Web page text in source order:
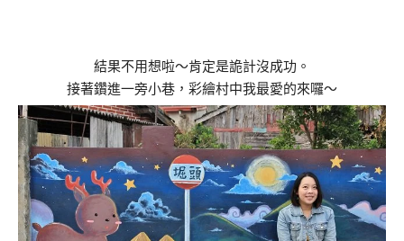
結果不用想啦～肯定是詭計沒成功。
接著鑽進一旁小巷，彩繪村中我最愛的來囉～